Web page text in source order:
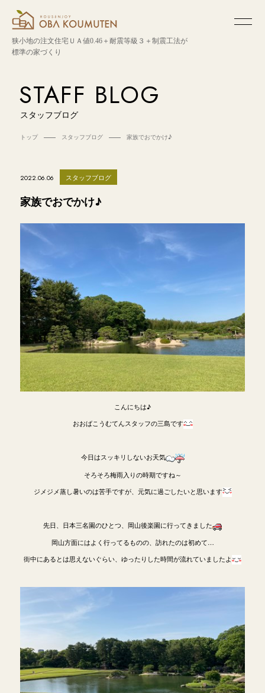
狭小地の注文住宅ＵＡ値0.46＋耐震等級３＋制震工法が
標準の家づくり
STAFF BLOG
スタッフブログ
トップ スタッフブログ 家族でおでかけ♪
2022.06.06 スタッフブログ
家族でおでかけ♪
こんにちは♪
おおばこうむてんスタッフの三島です
今日はスッキリしないお天気
そろそろ梅雨入りの時期ですね～
ジメジメ蒸し暑いのは苦手ですが、元気に過ごしたいと思います
先日、日本三名園のひとつ、岡山後楽園に行ってきました
岡山方面にはよく行ってるものの、訪れたのは初めて…
街中にあるとは思えないぐらい、ゆったりした時間が流れていましたよ